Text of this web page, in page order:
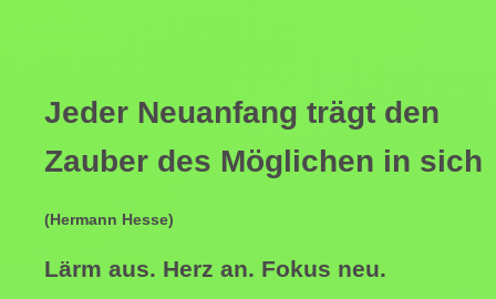
Jeder Neuanfang trägt den
Zauber des Möglichen in sich
(Hermann Hesse)
Lärm aus. Herz an. Fokus neu.